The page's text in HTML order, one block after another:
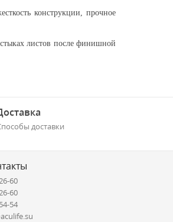
конструкции, прочное
листов после финишной
доставки
60
60
54